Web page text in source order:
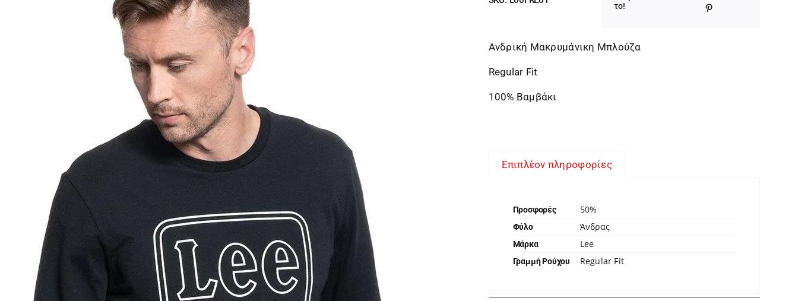
19,98 €.
το!
Ανδρική Μακρυμάνικη Μπλούζα
Regular Fit
100% Βαμβάκι
Επιπλέον πληροφορίες
Προσφορές 50%
Φύλο Άνδρας
Μάρκα Lee
Γραμμή Ρούχου Regular Fit